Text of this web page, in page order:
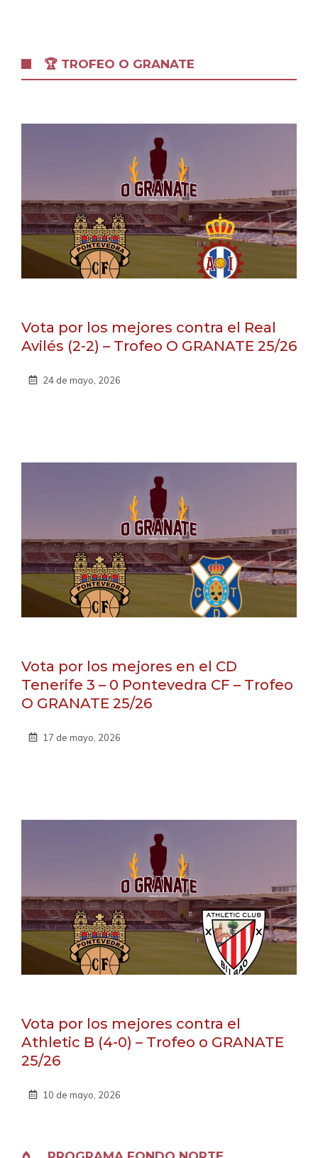
🏆 TROFEO O GRANATE
Vota por los mejores contra el Real
Avilés (2-2) – Trofeo O GRANATE 25/26
24 de mayo, 2026
Vota por los mejores en el CD
Tenerife 3 – 0 Pontevedra CF – Trofeo
O GRANATE 25/26
17 de mayo, 2026
Vota por los mejores contra el
Athletic B (4-0) – Trofeo o GRANATE
25/26
10 de mayo, 2026